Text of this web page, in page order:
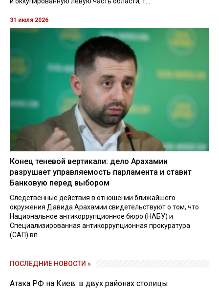
31 июля 2026
Конец теневой вертикали: дело Арахамии
разрушает управляемость парламента и ставит
Банковую перед выбором
Следственные действия в отношении ближайшего
окружения Давида Арахамии свидетельствуют о том, что
Национальное антикоррупционное бюро (НАБУ) и
Специализированная антикоррупционная прокуратура
(САП) вп...
ПОСЛЕДНИЕ НОВОСТИ »
Атака РФ на Киев: в двух районах столицы